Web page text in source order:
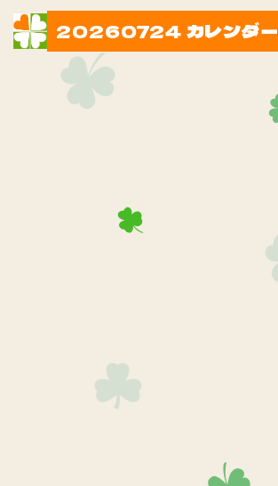
20260724 カレンダー